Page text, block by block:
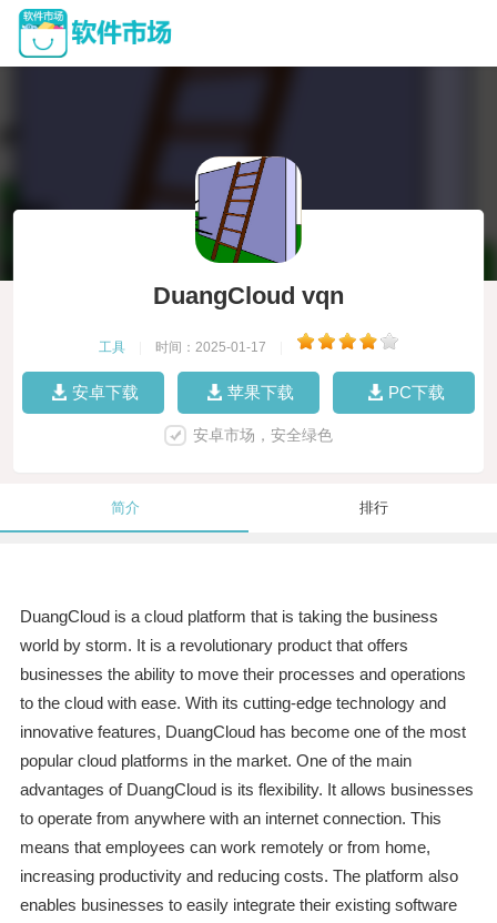
DuangCloud vqn
工具 时间：2025-01-17
安卓下载 苹果下载 PC下载
安卓市场，安全绿色
简介 排行
DuangCloud is a cloud platform that is taking the business
world by storm. It is a revolutionary product that offers
businesses the ability to move their processes and operations
to the cloud with ease. With its cutting-edge technology and
innovative features, DuangCloud has become one of the most
popular cloud platforms in the market. One of the main
advantages of DuangCloud is its flexibility. It allows businesses
to operate from anywhere with an internet connection. This
means that employees can work remotely or from home,
increasing productivity and reducing costs. The platform also
enables businesses to easily integrate their existing software